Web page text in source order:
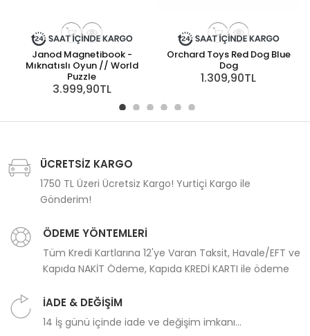
Janod Magnetibook -
Mıknatıslı Oyun // World
Puzzle
3.999,90TL
Orchard Toys Red Dog Blue
Dog
1.309,90TL
ÜCRETSİZ KARGO
1750 TL Üzeri Ücretsiz Kargo! Yurtiçi Kargo ile
Gönderim!
ÖDEME YÖNTEMLERİ
Tüm Kredi Kartlarına 12'ye Varan Taksit, Havale/EFT ve
Kapıda NAKİT Ödeme, Kapıda KREDİ KARTI ile ödeme
İADE & DEĞİŞİM
14 İş günü içinde iade ve değişim imkanı...